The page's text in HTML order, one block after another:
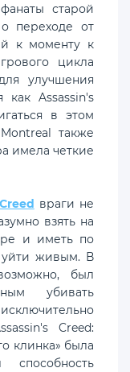
старой
переходе от
к моменту к
цикла
улучшения
Assassin's
в этом
также
имела четкие
враги не
взять на
и иметь по
живым. В
был
убивать
Creed:
клинка» была